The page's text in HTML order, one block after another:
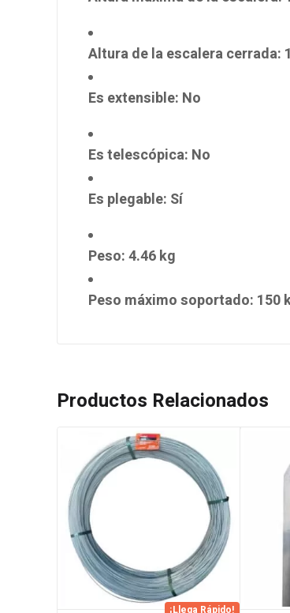
Altura de la escalera cerrada:
Es extensible: No
Es telescópica: No
Es plegable: Sí
Peso: 4.46 kg
Peso máximo soportado: 150
Productos Relacionados